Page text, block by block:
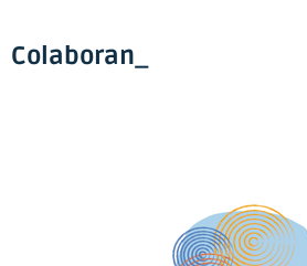
Colaboran_